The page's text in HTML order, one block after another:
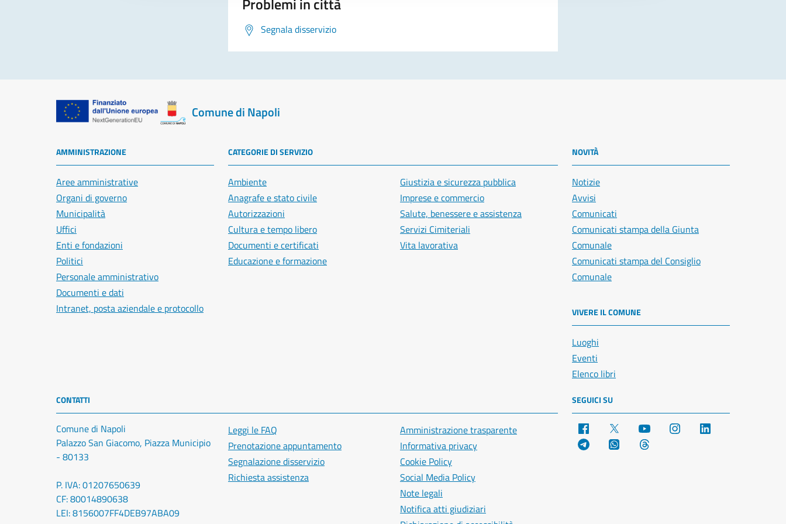
Segnala disservizio
Comune di Napoli
AMMINISTRAZIONE
Aree amministrative
Organi di governo
Municipalità
Uffici
Enti e fondazioni
Politici
Personale amministrativo
Documenti e dati
Intranet, posta aziendale e protocollo
CATEGORIE DI SERVIZIO
Ambiente
Anagrafe e stato civile
Autorizzazioni
Cultura e tempo libero
Documenti e certificati
Educazione e formazione
Giustizia e sicurezza pubblica
Imprese e commercio
Salute, benessere e assistenza
Servizi Cimiteriali
Vita lavorativa
NOVITÀ
Notizie
Avvisi
Comunicati
Comunicati stampa della Giunta
Comunale
Comunicati stampa del Consiglio
Comunale
VIVERE IL COMUNE
Luoghi
Eventi
Elenco libri
CONTATTI
Comune di Napoli
Palazzo San Giacomo, Piazza Municipio
- 80133
P. IVA: 01207650639
CF: 80014890638
LEI: 8156007FF4DEB97ABA09
Leggi le FAQ
Prenotazione appuntamento
Segnalazione disservizio
Richiesta assistenza
Amministrazione trasparente
Informativa privacy
Cookie Policy
Social Media Policy
Note legali
Notifica atti giudiziari
SEGUICI SU
Facebook YouTube Instagram
Telegram WhatsApp